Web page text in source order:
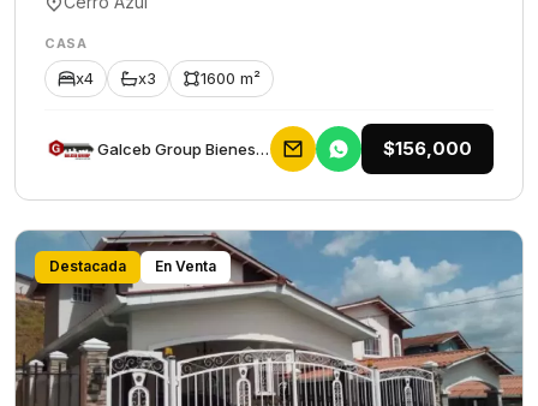
CASA
x4 x3 1600 m²
Galceb Group Bienes Raices $156,000
Destacada En Venta